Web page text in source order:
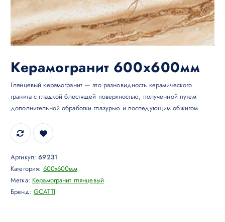
Керамогранит 600х600мм
Глянцевый керамогранит — это разновидность керамического
гранита с гладкой блестящей поверхностью, полученной путем
дополнительной обработки глазурью и последующим обжигом.
Артикул:69231
Категория: 600x600мм
Метка: Керамогранит глянцевый
Бренд:GCATTI